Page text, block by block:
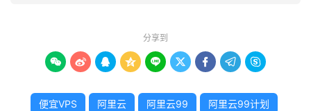
分享到
        
便宜VPS 阿里云 阿里云99 阿里云99计划